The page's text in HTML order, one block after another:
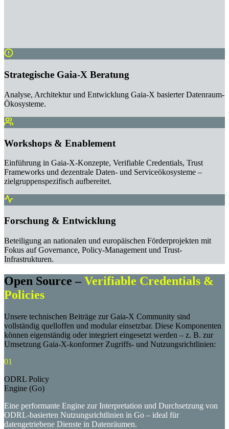
Strategische Gaia-X Beratung
Analyse, Architektur und Entwicklung Gaia-X basierter Datenraum-
Ökosysteme.
Workshops & Enablement
Einführung in Gaia-X-Konzepte, Verifiable Credentials, Trust
Frameworks und dezentrale Daten- und Serviceökosysteme –
zielgruppenspezifisch aufbereitet.
Forschung & Entwicklung
Beteiligung an nationalen und europäischen Förderprojekten mit
Fokus auf Governance, Policy-Management und Trust-
Infrastrukturen.
Open Source –Verifiable Credentials &
Policies
Unsere technischen Beiträge zur Gaia-X Community sind
vollständig quelloffen und modular einsetzbar. Diese Komponenten
können eigenständig oder integriert eingesetzt werden – z. B. zur
Umsetzung Gaia-X-konformer Zugriffs- und Nutzungsrichtlinien:
01
ODRL Policy
Engine (Go)
Eine performante Engine zur Interpretation und Durchsetzung von
ODRL-basierten Nutzungsrichtlinien in Go – ideal für
datengetriebene Dienste in Datenräumen.